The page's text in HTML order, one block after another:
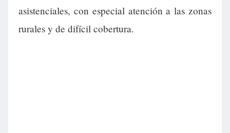
asistenciales, con especial atención a las zonas
rurales y de difícil cobertura.